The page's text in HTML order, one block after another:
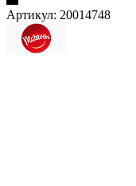
Артикул: 20014748